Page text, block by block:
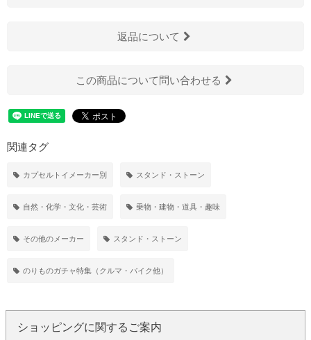
返品について
この商品について問い合わせる
関連タグ
カプセルトイメーカー別 スタンド・ストーン
自然・化学・文化・芸術 乗物・建物・道具・趣味
その他のメーカー スタンド・ストーン
のりものガチャ特集（クルマ・バイク他）
ショッピングに関するご案内